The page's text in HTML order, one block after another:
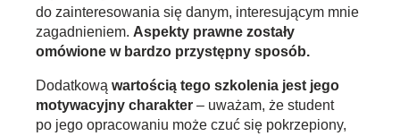
do zainteresowania się danym, interesującym mnie
zagadnieniem. Aspekty prawne zostały
omówione w bardzo przystępny sposób.
Dodatkową wartością tego szkolenia jest jego
motywacyjny charakter – uważam, że student
po jego opracowaniu może czuć się pokrzepiony,